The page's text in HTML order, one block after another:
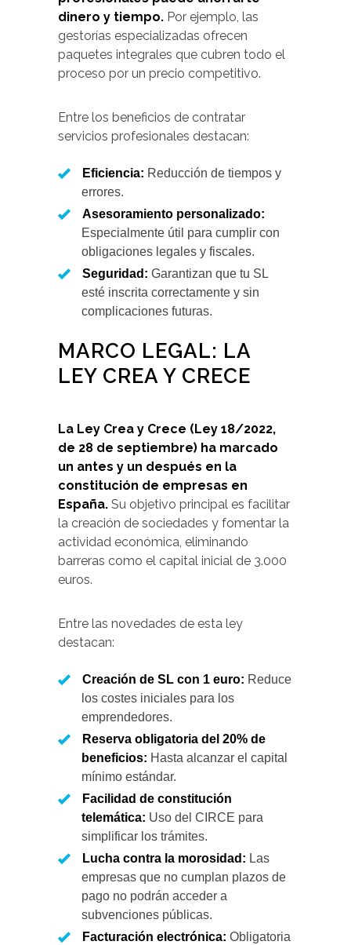
dinero y tiempo. Por ejemplo, las
gestorías especializadas ofrecen
paquetes integrales que cubren todo el
proceso por un precio competitivo.
Entre los beneficios de contratar
servicios profesionales destacan:
Eficiencia: Reducción de tiempos y
errores.
Asesoramiento personalizado:
Especialmente útil para cumplir con
obligaciones legales y fiscales.
Seguridad: Garantizan que tu SL
esté inscrita correctamente y sin
complicaciones futuras.
MARCO LEGAL: LA
LEY CREA Y CRECE
La Ley Crea y Crece (Ley 18/2022,
de 28 de septiembre) ha marcado
un antes y un después en la
constitución de empresas en
España. Su objetivo principal es facilitar
la creación de sociedades y fomentar la
actividad económica, eliminando
barreras como el capital inicial de 3.000
euros.
Entre las novedades de esta ley
destacan:
Creación de SL con 1 euro: Reduce
los costes iniciales para los
emprendedores.
Reserva obligatoria del 20% de
beneficios: Hasta alcanzar el capital
mínimo estándar.
Facilidad de constitución
telemática: Uso del CIRCE para
simplificar los trámites.
Lucha contra la morosidad: Las
empresas que no cumplan plazos de
pago no podrán acceder a
subvenciones públicas.
Facturación electrónica: Obligatoria